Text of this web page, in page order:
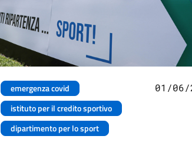
emergenza covid
istituto per il credito sportivo
dipartimento per lo sport
01/06/